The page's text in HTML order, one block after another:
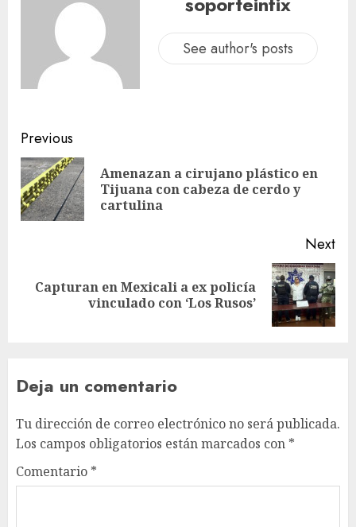
See author's posts
Previous
Amenazan a cirujano plástico en
Tijuana con cabeza de cerdo y
cartulina
Next
Capturan en Mexicali a ex policía
vinculado con ‘Los Rusos’
Deja un comentario
Tu dirección de correo electrónico no será publicada.
Los campos obligatorios están marcados con *
Comentario *